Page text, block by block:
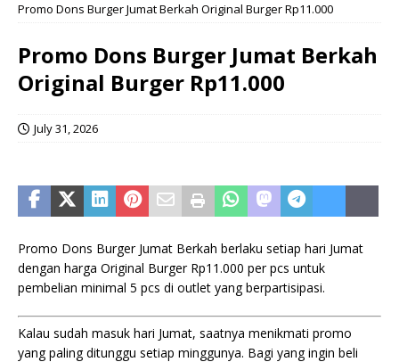
Promo Dons Burger Jumat Berkah Original Burger Rp11.000
Promo Dons Burger Jumat Berkah
Original Burger Rp11.000
July 31, 2026
Promo Dons Burger Jumat Berkah berlaku setiap hari Jumat
dengan harga Original Burger Rp11.000 per pcs untuk
pembelian minimal 5 pcs di outlet yang berpartisipasi.
Kalau sudah masuk hari Jumat, saatnya menikmati promo
yang paling ditunggu setiap minggunya. Bagi yang ingin beli